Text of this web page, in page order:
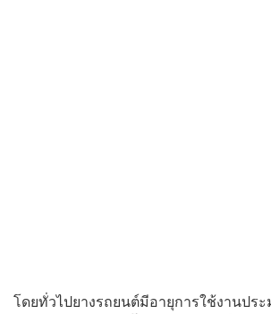
โดยทั่วไปยางรถยนต์มีอายุการใช้งานปร